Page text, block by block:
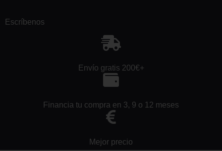
Escríbenos
Envío gratis 200€+
Financia tu compra en 3, 9 o 12 meses
Mejor precio